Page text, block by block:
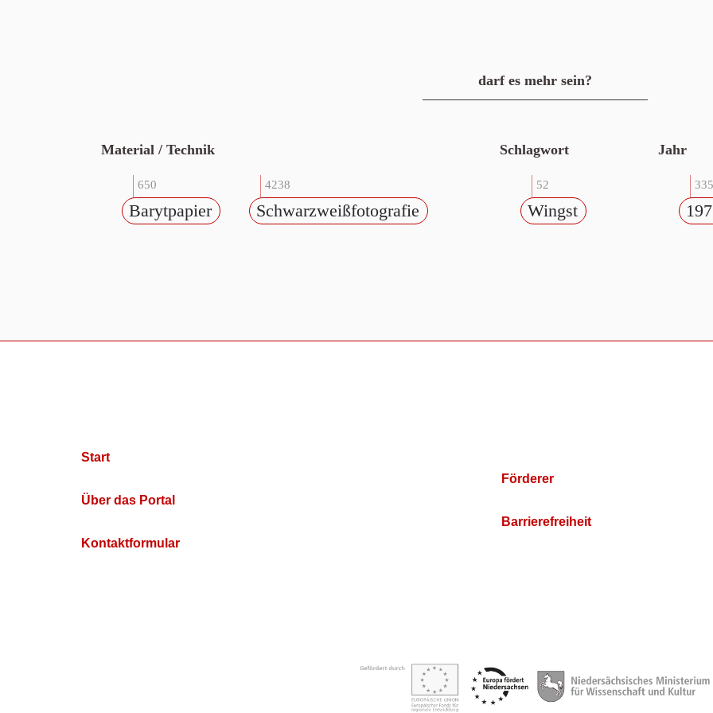
darf es mehr sein?
Material / Technik
650
Barytpapier
4238
Schwarzweißfotografie
Schlagwort
52
Wingst
Jahr
335
Start
Über das Portal
Kontaktformular
Förderer
Barrierefreiheit